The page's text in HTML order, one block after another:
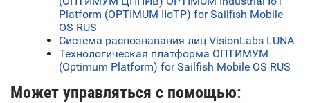
Platform (OPTIMUM IIoTP) for Sailfish Mobile
OS RUS
Система распознавания лиц VisionLabs LUNA
Технологическая платформа ОПТИМУМ
(Optimum Platform) for Sailfish Mobile OS RUS
Может управляться с помощью: